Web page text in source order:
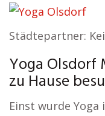
Städtepartner:
Yoga
zu Hause
Einst wurde